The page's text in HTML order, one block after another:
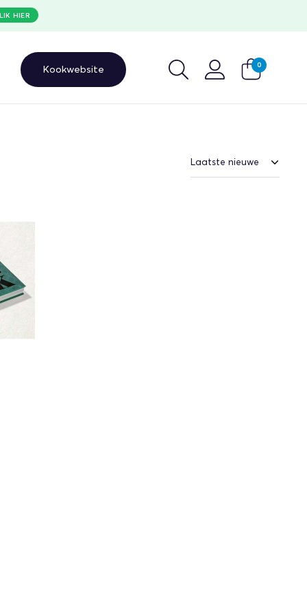
HIER
Kookwebsite 0